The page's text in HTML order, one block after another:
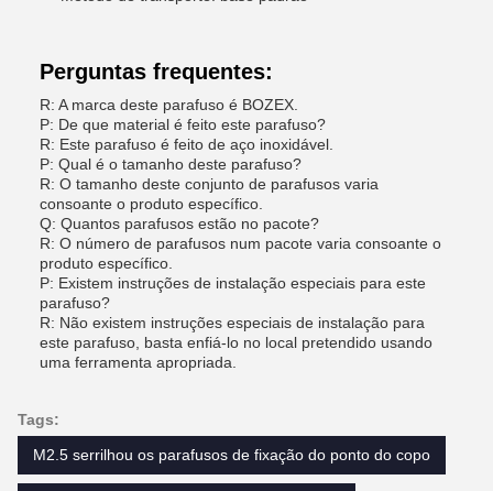
Perguntas frequentes:
R: A marca deste parafuso é BOZEX.
P: De que material é feito este parafuso?
R: Este parafuso é feito de aço inoxidável.
P: Qual é o tamanho deste parafuso?
R: O tamanho deste conjunto de parafusos varia
consoante o produto específico.
Q: Quantos parafusos estão no pacote?
R: O número de parafusos num pacote varia consoante o
produto específico.
P: Existem instruções de instalação especiais para este
parafuso?
R: Não existem instruções especiais de instalação para
este parafuso, basta enfiá-lo no local pretendido usando
uma ferramenta apropriada.
Tags:
M2.5 serrilhou os parafusos de fixação do ponto do copo